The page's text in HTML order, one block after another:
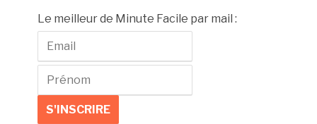
Le meilleur de Minute Facile par mail :